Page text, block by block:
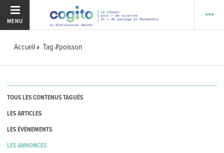
MENU
Accueil Tag #poisson
TOUS LES CONTENUS TAGUÉS
LES ARTICLES
LES ÉVÉNEMENTS
LES ANNONCES